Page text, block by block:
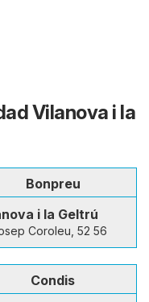
Vilanova i la
Bonpreu
i la Geltrú
Coroleu, 52 56
Condis